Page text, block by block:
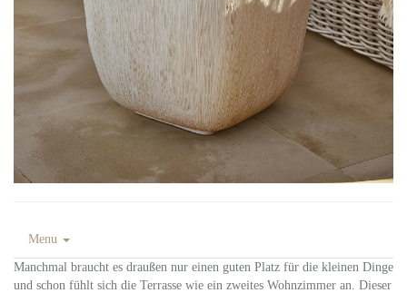
Menu
Manchmal braucht es draußen nur einen guten Platz für die kleinen Dinge
und schon fühlt sich die Terrasse wie ein zweites Wohnzimmer an. Dieser